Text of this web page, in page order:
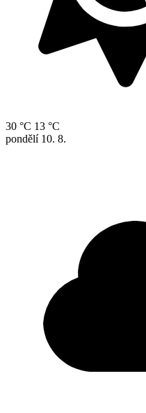
30 °C 13 °C
pondělí 10. 8.